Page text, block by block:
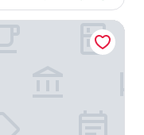
es
de